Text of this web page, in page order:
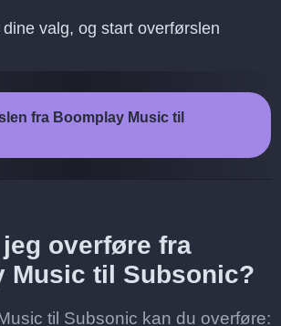
valg, og start overførslen
fra Boomplay Music til
overføre fra
Music til Subsonic?
til Subsonic kan du overføre: